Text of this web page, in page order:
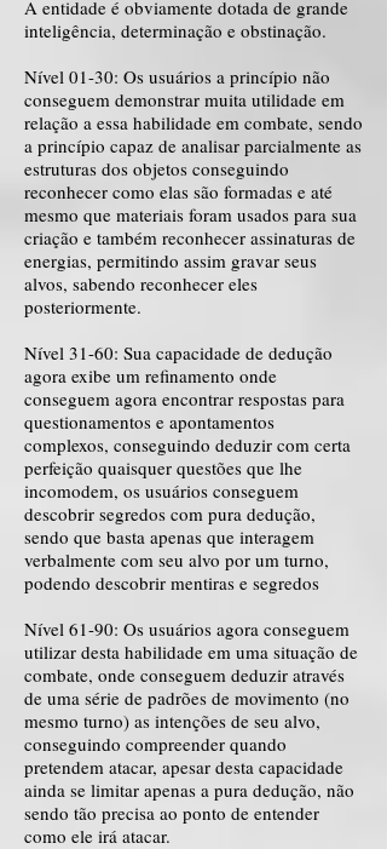
A entidade é obviamente dotada de grande
inteligência, determinação e obstinação.
Nível 01-30: Os usuários a princípio não
conseguem demonstrar muita utilidade em
relação a essa habilidade em combate, sendo
a princípio capaz de analisar parcialmente as
estruturas dos objetos conseguindo
reconhecer como elas são formadas e até
mesmo que materiais foram usados para sua
criação e também reconhecer assinaturas de
energias, permitindo assim gravar seus
alvos, sabendo reconhecer eles
posteriormente.
Nível 31-60: Sua capacidade de dedução
agora exibe um refinamento onde
conseguem agora encontrar respostas para
questionamentos e apontamentos
complexos, conseguindo deduzir com certa
perfeição quaisquer questões que lhe
incomodem, os usuários conseguem
descobrir segredos com pura dedução,
sendo que basta apenas que interagem
verbalmente com seu alvo por um turno,
podendo descobrir mentiras e segredos
Nível 61-90: Os usuários agora conseguem
utilizar desta habilidade em uma situação de
combate, onde conseguem deduzir através
de uma série de padrões de movimento (no
mesmo turno) as intenções de seu alvo,
conseguindo compreender quando
pretendem atacar, apesar desta capacidade
ainda se limitar apenas a pura dedução, não
sendo tão precisa ao ponto de entender
como ele irá atacar.